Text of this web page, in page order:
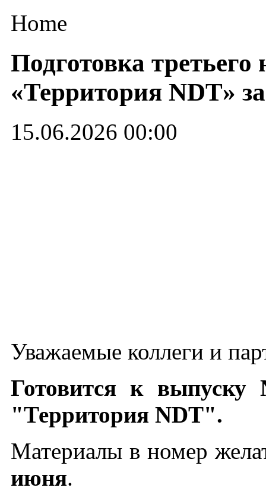
Home
Подготовка
«Территория NDT»
15.06.2026 00:00
Уважаемые коллеги и
Готовится к
"Территория NDT".
Материалы в номер
июня.